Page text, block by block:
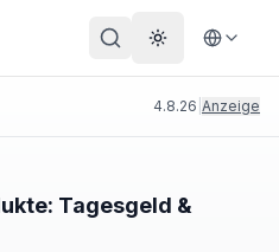
Theme
4.8.26 Anzeige
Tagesgeld &